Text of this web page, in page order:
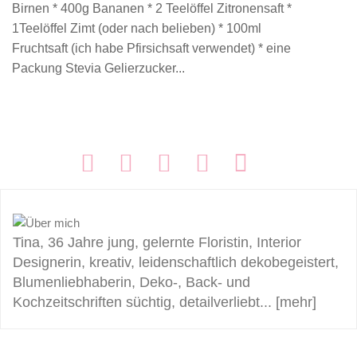
Birnen * 400g Bananen * 2 Teelöffel Zitronensaft *
1Teelöffel Zimt (oder nach belieben) * 100ml
Fruchtsaft (ich habe Pfirsichsaft verwendet) * eine
Packung Stevia Gelierzucker...
Tina, 36 Jahre jung, gelernte Floristin, Interior
Designerin, kreativ, leidenschaftlich dekobegeistert,
Blumenliebhaberin, Deko-, Back- und
Kochzeitschriften süchtig, detailverliebt... [mehr]